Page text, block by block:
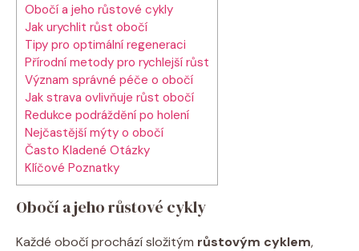
Obočí a jeho růstové cykly
Jak urychlit růst obočí
Tipy pro optimální regeneraci
Přírodní metody pro rychlejší růst
Význam správné péče o obočí
Jak strava ovlivňuje růst obočí
Redukce podráždění po holení
Nejčastější mýty o obočí
Často Kladené Otázky
Klíčové Poznatky
Obočí a jeho růstové cykly
Každé obočí prochází složitým růstovým cyklem,